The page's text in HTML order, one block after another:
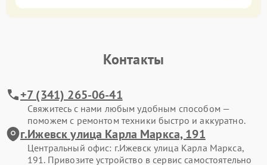
Контакты
+7 (341) 265-06-41
Свяжитесь с нами любым удобным способом —
поможем с ремонтом техники быстро и аккуратно.
г.Ижевск улица Карла Маркса, 191
Центральный офис: г.Ижевск улица Карла Маркса,
191. Привозите устройство в сервис самостоятельно